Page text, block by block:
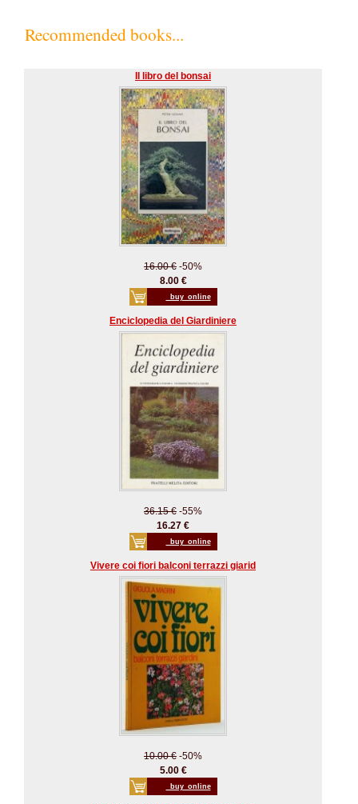
Recommended books...
Il libro del bonsai
16.00 € -50%
8.00 €
_buy_online
Enciclopedia del Giardiniere
36.15 € -55%
16.27 €
_buy_online
Vivere coi fiori balconi terrazzi giarid
10.00 € -50%
5.00 €
_buy_online